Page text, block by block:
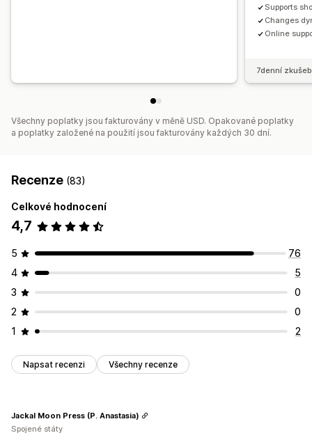
Supports
Changes
Online
7denní
Všechny poplatky jsou fakturovány v měně USD. Opakované poplatky
a poplatky založené na použití jsou fakturovány každých 30 dní.
Recenze (83)
Celkové hodnocení
4,7
5
76
4
5
3
0
2
0
1
2
Napsat recenzi Všechny recenze
Jackal Moon Press (P. Anastasia)
Spojené státy